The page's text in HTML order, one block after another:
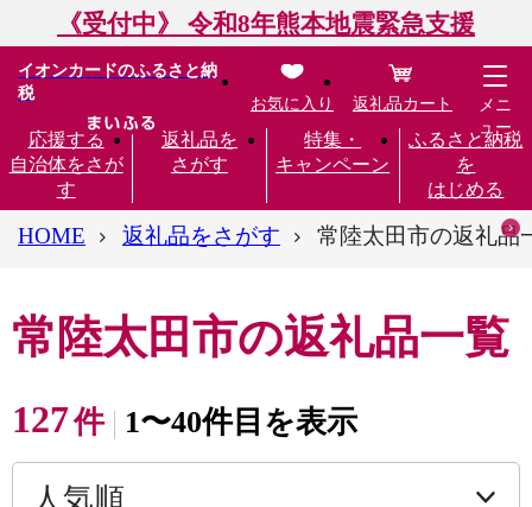
《受付中》 令和8年熊本地震緊急支援
イオンカードのふるさと納
税
応援する
自治体をさが
す
返礼品を
さがす
特集・
キャンペーン
ふるさと納税
を
はじめる
お気に入り 返礼品カート
メニ
ュー
HOME 返礼品をさがす 常陸太田市の返礼品
常陸太田市の返礼品一覧
127件 1〜40件目を表示